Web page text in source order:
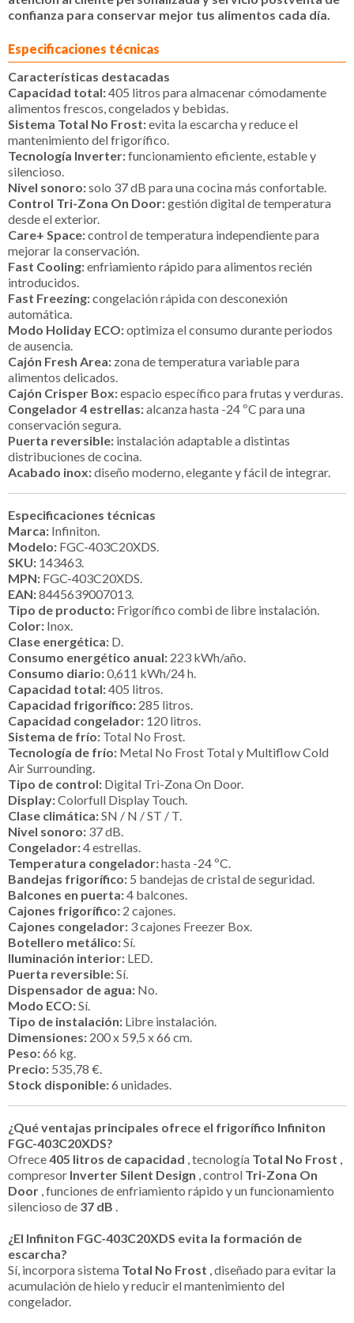
confianza para conservar mejor tus alimentos cada día.
Especificaciones técnicas
Características destacadas
Capacidad total:405 litros para almacenar cómodamente
alimentos frescos, congelados y bebidas.
Sistema Total No Frost:evita la escarcha y reduce el
mantenimiento del frigorífico.
Tecnología Inverter:funcionamiento eficiente, estable y
silencioso.
Nivel sonoro:solo 37 dB para una cocina más confortable.
Control Tri-Zona On Door:gestión digital de temperatura
desde el exterior.
Care+ Space:control de temperatura independiente para
mejorar la conservación.
Fast Cooling:enfriamiento rápido para alimentos recién
introducidos.
Fast Freezing:congelación rápida con desconexión
automática.
Modo Holiday ECO:optimiza el consumo durante periodos
de ausencia.
Cajón Fresh Area: zona de temperatura variable para
alimentos delicados.
Cajón Crisper Box:espacio específico para frutas y verduras.
Congelador 4 estrellas:alcanza hasta -24 ºC para una
conservación segura.
Puerta reversible: instalación adaptable a distintas
distribuciones de cocina.
Acabado inox:diseño moderno, elegante y fácil de integrar.
Especificaciones técnicas
Marca: Infiniton.
Modelo: FGC-403C20XDS.
SKU: 143463.
MPN: FGC-403C20XDS.
EAN:8445639007013.
Tipo de producto: Frigorífico combi de libre instalación.
Color: Inox.
Clase energética: D.
Consumo energético anual: 223 kWh/año.
Consumo diario:0,611 kWh/24 h.
Capacidad total:405 litros.
Capacidad frigorífico: 285 litros.
Capacidad congelador: 120 litros.
Sistema de frío: Total No Frost.
Tecnología de frío: Metal No Frost Total y Multiflow Cold
Air Surrounding.
Tipo de control: Digital Tri-Zona On Door.
Display:Colorfull Display Touch.
Clase climática:SN / N / ST / T.
Nivel sonoro: 37 dB.
Congelador:4 estrellas.
Temperatura congelador:hasta -24 ºC.
Bandejas frigorífico: 5 bandejas de cristal de seguridad.
Balcones en puerta:4 balcones.
Cajones frigorífico: 2 cajones.
Cajones congelador: 3 cajones Freezer Box.
Botellero metálico:Sí.
Iluminación interior: LED.
Puerta reversible:Sí.
Dispensador de agua: No.
Modo ECO:Sí.
Tipo de instalación: Libre instalación.
Dimensiones: 200 x 59,5 x 66 cm.
Peso:66 kg.
Precio: 535,78 €.
Stock disponible:6 unidades.
¿Qué ventajas principales ofrece el frigorífico Infiniton
FGC-403C20XDS?
Ofrece405 litros de capacidad , tecnología Total No Frost ,
compresor Inverter Silent Design , control Tri-Zona On
Door , funciones de enfriamiento rápido y un funcionamiento
silencioso de 37 dB .
¿El Infiniton FGC-403C20XDS evita la formación de
escarcha?
Sí, incorpora sistema Total No Frost , diseñado para evitar la
acumulación de hielo y reducir el mantenimiento del
congelador.